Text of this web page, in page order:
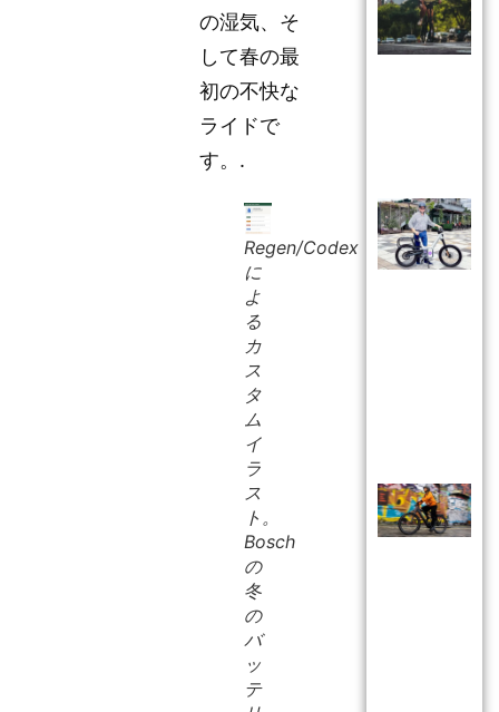
の湿気、そ
して春の最
初の不快な
ライドで
す。.
Regen/Codex
に
よ
る
カ
ス
タ
ム
イ
ラ
ス
ト。
Bosch
の
冬
の
バ
ッ
テ